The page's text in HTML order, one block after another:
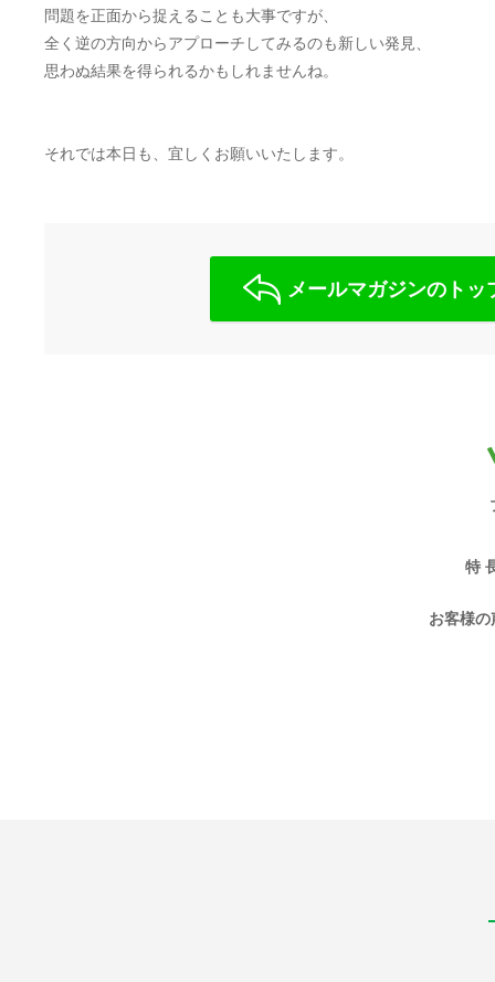
問題を正面から捉えることも大事ですが、
全く逆の方向からアプローチしてみるのも新しい発見、
思わぬ結果を得られるかもしれませんね。
それでは本日も、宜しくお願いいたします。
メールマガジンのトッ
特
お客様の